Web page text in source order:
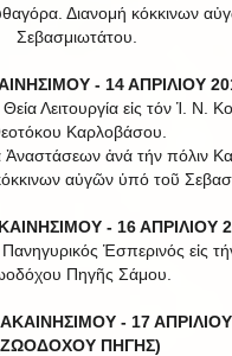
Διανομή κόκκινων
Σεβασμιωτάτου.
- 14 ΑΠΡΙΛΙΟΥ
Λειτουργία εἰς τόν Ἱ. Ν.
Καρλοβάσου.
ἀνά τήν πόλιν
αὐγῶν ὑπό τοῦ
- 16 ΑΠΡΙΛΙΟΥ
Ἑσπερινός εἰς
Πηγῆς Σάμου.
- 17
ΠΗΓΗΣ)